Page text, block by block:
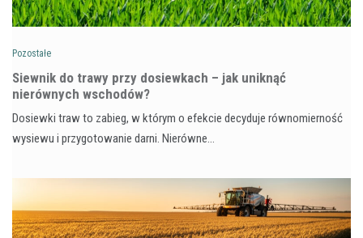
Pozostałe
Siewnik do trawy przy dosiewkach – jak uniknąć
nierównych wschodów?
Dosiewki traw to zabieg, w którym o efekcie decyduje równomierność
wysiewu i przygotowanie darni. Nierówne…